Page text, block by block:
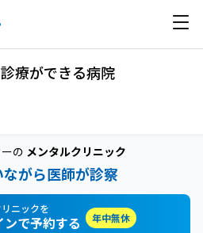
療ができる病院
の メンタルクリニック
がら医師が診察
ニックを
ンで予約する 年中無休